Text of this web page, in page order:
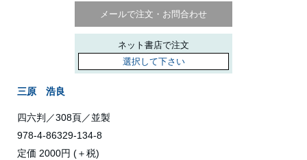
メールで注文・お問合わせ
ネット書店で注文
選択して下さい
三原 浩良
四六判／308頁／並製
978-4-86329-134-8
定価 2000円 (＋税)